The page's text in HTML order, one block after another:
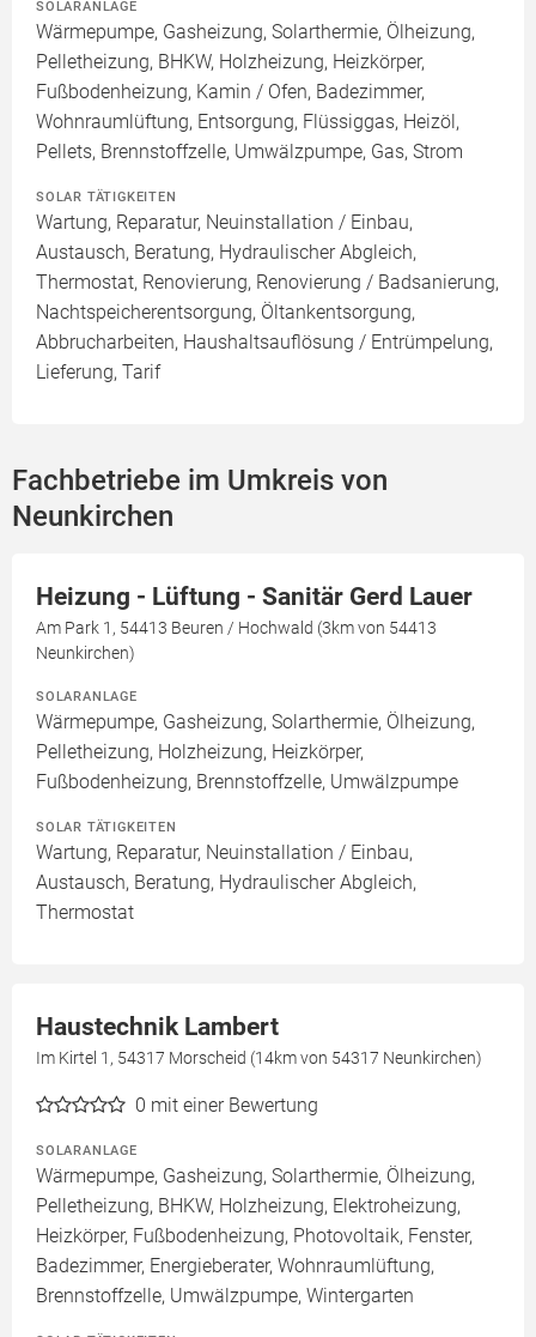
SOLARANLAGE
Wärmepumpe, Gasheizung, Solarthermie, Ölheizung,
Pelletheizung, BHKW, Holzheizung, Heizkörper,
Fußbodenheizung, Kamin / Ofen, Badezimmer,
Wohnraumlüftung, Entsorgung, Flüssiggas, Heizöl,
Pellets, Brennstoffzelle, Umwälzpumpe, Gas, Strom
SOLAR TÄTIGKEITEN
Wartung, Reparatur, Neuinstallation / Einbau,
Austausch, Beratung, Hydraulischer Abgleich,
Thermostat, Renovierung, Renovierung / Badsanierung,
Nachtspeicherentsorgung, Öltankentsorgung,
Abbrucharbeiten, Haushaltsauflösung / Entrümpelung,
Lieferung, Tarif
Fachbetriebe im Umkreis von
Neunkirchen
Heizung - Lüftung - Sanitär Gerd Lauer
Am Park 1, 54413 Beuren / Hochwald (3km von 54413
Neunkirchen)
SOLARANLAGE
Wärmepumpe, Gasheizung, Solarthermie, Ölheizung,
Pelletheizung, Holzheizung, Heizkörper,
Fußbodenheizung, Brennstoffzelle, Umwälzpumpe
SOLAR TÄTIGKEITEN
Wartung, Reparatur, Neuinstallation / Einbau,
Austausch, Beratung, Hydraulischer Abgleich,
Thermostat
Haustechnik Lambert
Im Kirtel 1, 54317 Morscheid (14km von 54317 Neunkirchen)
0 mit einer Bewertung
SOLARANLAGE
Wärmepumpe, Gasheizung, Solarthermie, Ölheizung,
Pelletheizung, BHKW, Holzheizung, Elektroheizung,
Heizkörper, Fußbodenheizung, Photovoltaik, Fenster,
Badezimmer, Energieberater, Wohnraumlüftung,
Brennstoffzelle, Umwälzpumpe, Wintergarten